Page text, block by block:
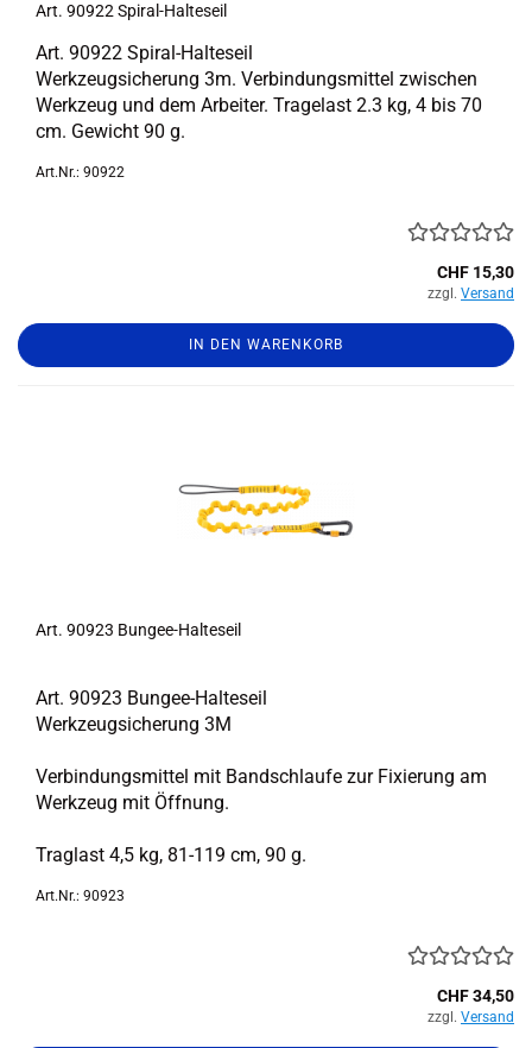
Art. 90922 Spiral-​​Hal­te­seil
Art. 90922 Spiral-​Halteseil
Werk­zeug­si­che­rung 3m. Ver­bin­dungs­mit­tel zwi­schen
Werk­zeug und dem Ar­bei­ter. Tra­ge­last 2.3 kg, 4 bis 70
cm. Ge­wicht 90 g.
Art.Nr.: 90922
CHF 15,30
zzgl. Versand
IN DEN WARENKORB
Art. 90923 Bungee-​​Hal­te­seil
Art. 90923 Bungee-​Halteseil
Werk­zeug­si­che­rung 3M
Ver­bin­dungs­mit­tel mit Band­schlau­fe zur Fi­xie­rung am
Werk­zeug mit Öff­nung.
Traglast 4,5 kg, 81-​119 cm, 90 g.
Art.Nr.: 90923
CHF 34,50
zzgl. Versand